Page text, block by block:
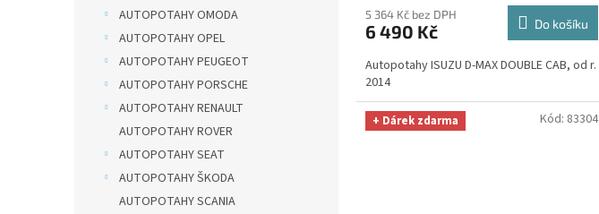
AUTOPOTAHY OMODA
AUTOPOTAHY OPEL
AUTOPOTAHY PEUGEOT
AUTOPOTAHY PORSCHE
AUTOPOTAHY RENAULT
AUTOPOTAHY ROVER
AUTOPOTAHY SEAT
AUTOPOTAHY ŠKODA
AUTOPOTAHY SCANIA
M
A
329,-Kč
5 364 Kč bez DPH
6 490 Kč Do košíku
Autopotahy ISUZU D-MAX DOUBLE CAB, od r.
2014
+ Dárek zdarma Kód: 83304